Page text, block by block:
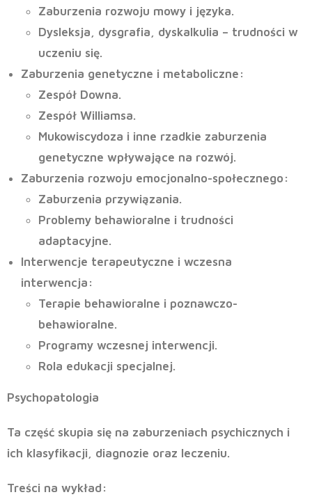
Zaburzenia rozwoju mowy i języka.
Dysleksja, dysgrafia, dyskalkulia – trudności w
uczeniu się.
Zaburzenia genetyczne i metaboliczne :
Zespół Downa.
Zespół Williamsa.
Mukowiscydoza i inne rzadkie zaburzenia
genetyczne wpływające na rozwój.
Zaburzenia rozwoju emocjonalno-społecznego :
Zaburzenia przywiązania.
Problemy behawioralne i trudności
adaptacyjne.
Interwencje terapeutyczne i wczesna
interwencja :
Terapie behawioralne i poznawczo-
behawioralne.
Programy wczesnej interwencji.
Rola edukacji specjalnej.
Psychopatologia
Ta część skupia się na zaburzeniach psychicznych i
ich klasyfikacji, diagnozie oraz leczeniu.
Treści na wykład: